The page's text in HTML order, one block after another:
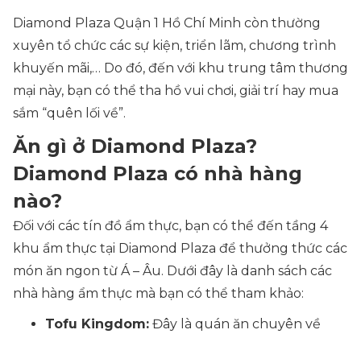
Diamond Plaza Quận 1 Hồ Chí Minh còn thường
xuyên tổ chức các sự kiện, triển lãm, chương trình
khuyến mãi,… Do đó, đến với khu trung tâm thương
mại này, bạn có thể tha hồ vui chơi, giải trí hay mua
sắm “quên lối về”.
Ăn gì ở Diamond Plaza?
Diamond Plaza có nhà hàng
nào?
Đối với các tín đồ ẩm thực, bạn có thể đến tầng 4
khu ẩm thực tại Diamond Plaza để thưởng thức các
món ăn ngon từ Á – Âu. Dưới đây là danh sách các
nhà hàng ẩm thực mà bạn có thể tham khảo:
Tofu Kingdom: Đây là quán ăn chuyên về